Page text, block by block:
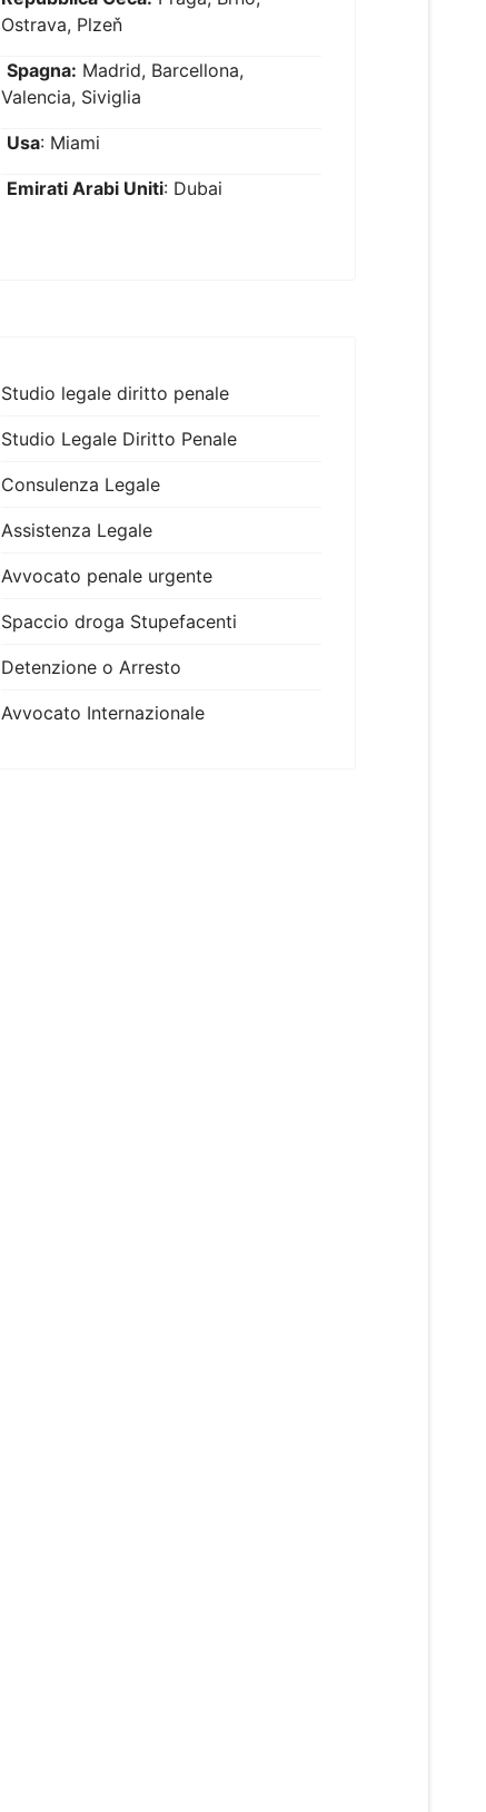
Ostrava, Plzeň
Spagna: Madrid, Barcellona,
Valencia, Siviglia
Usa: Miami
Emirati Arabi Uniti: Dubai
Studio legale diritto penale
Studio Legale Diritto Penale
Consulenza Legale
Assistenza Legale
Avvocato penale urgente
Spaccio droga Stupefacenti
Detenzione o Arresto
Avvocato Internazionale